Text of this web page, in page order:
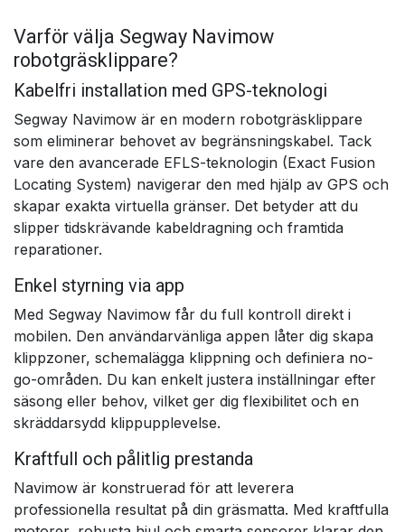
Varför välja Segway Navimow
robotgräsklippare?
Kabelfri installation med GPS-teknologi
Segway Navimow är en modern robotgräsklippare
som eliminerar behovet av begränsningskabel. Tack
vare den avancerade EFLS-teknologin (Exact Fusion
Locating System) navigerar den med hjälp av GPS och
skapar exakta virtuella gränser. Det betyder att du
slipper tidskrävande kabeldragning och framtida
reparationer.
Enkel styrning via app
Med Segway Navimow får du full kontroll direkt i
mobilen. Den användarvänliga appen låter dig skapa
klippzoner, schemalägga klippning och definiera no-
go-områden. Du kan enkelt justera inställningar efter
säsong eller behov, vilket ger dig flexibilitet och en
skräddarsydd klippupplevelse.
Kraftfull och pålitlig prestanda
Navimow är konstruerad för att leverera
professionella resultat på din gräsmatta. Med kraftfulla